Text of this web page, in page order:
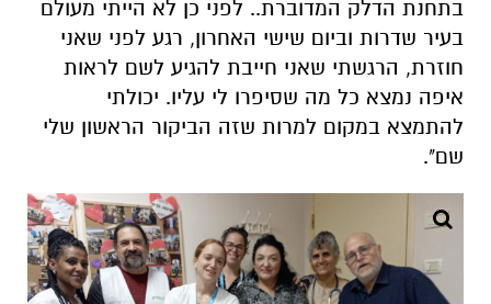
בתחנת הדלק המדוברת.. לפני כן לא הייתי מעולם
בעיר שדרות וביום שישי האחרון, רגע לפני שאני
חוזרת, הרגשתי שאני חייבת להגיע לשם לראות
איפה נמצא כל מה שסיפרו לי עליו. יכולתי
להתמצא במקום למרות שזה הביקור הראשון שלי
שם".